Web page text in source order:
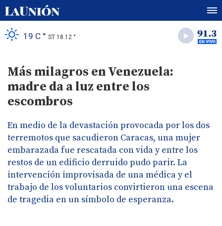
19 C ° ST 18.12 °
Más milagros en Venezuela:
madre da a luz entre los
escombros
En medio de la devastación provocada por los dos
terremotos que sacudieron Caracas, una mujer
embarazada fue rescatada con vida y entre los
restos de un edificio derruido pudo parir. La
intervención improvisada de una médica y el
trabajo de los voluntarios convirtieron una escena
de tragedia en un símbolo de esperanza.